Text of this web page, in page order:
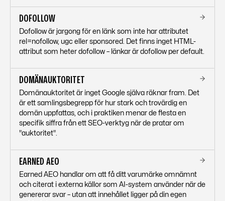
DOFOLLOW
Dofollow är jargong för en länk som inte har attributet
rel=nofollow, ugc eller sponsored. Det finns inget HTML-
attribut som heter dofollow – länkar är dofollow per default.
DOMÄNAUKTORITET
Domänauktoritet är inget Google själva räknar fram. Det
är ett samlingsbegrepp för hur stark och trovärdig en
domän uppfattas, och i praktiken menar de flesta en
specifik siffra från ett SEO-verktyg när de pratar om
"auktoritet".
EARNED AEO
Earned AEO handlar om att få ditt varumärke omnämnt
och citerat i externa källor som AI-system använder när de
genererar svar – utan att innehållet ligger på din egen